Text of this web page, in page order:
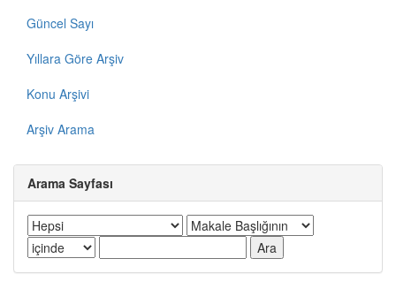
Güncel Sayı
Yıllara Göre Arşiv
Konu Arşivi
Arşiv Arama
Arama Sayfası